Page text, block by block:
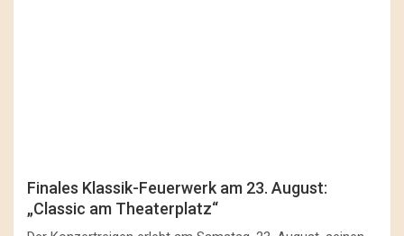
Finales Klassik-Feuerwerk am 23. August:
„Classic am Theaterplatz“